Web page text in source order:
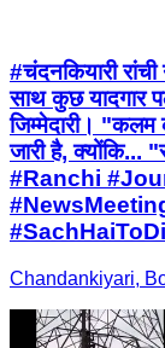
#चंदनकियारी
साथ कुछ यादगार
जिम्मेदारी।
जारी है,
#Ranchi
Chandankiyari,